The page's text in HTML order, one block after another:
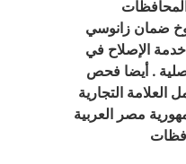
ضمان زانوسي
الإصلاح في
. أيضا فحص
العلامة التجارية
مصر العربية